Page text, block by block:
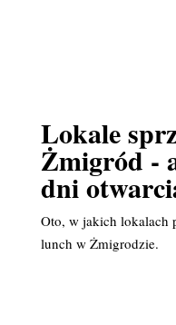
Lokale
Żmigród -
dni
Oto, w jakich lokalach
lunch w Żmigrodzie.